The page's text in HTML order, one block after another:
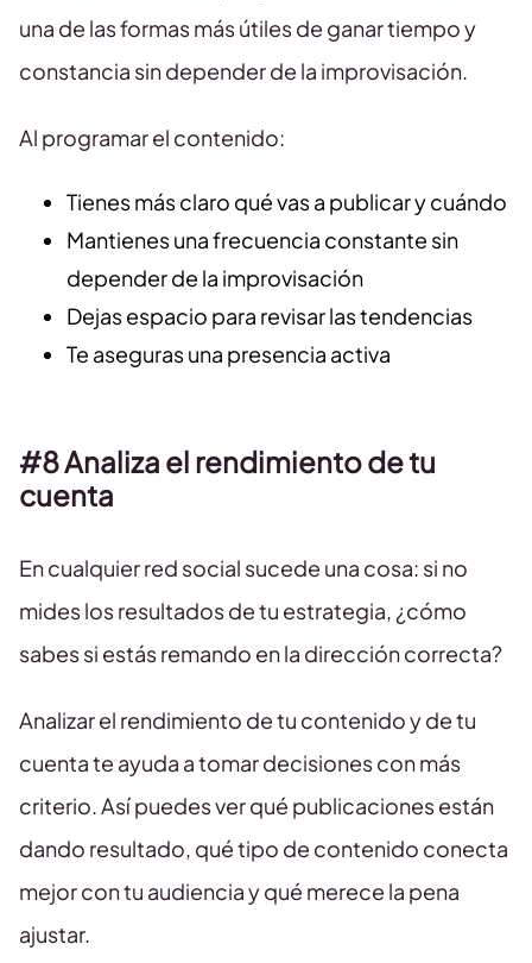
una de las formas más útiles de ganar tiempo y
constancia sin depender de la improvisación.
Al programar el contenido:
Tienes más claro qué vas a publicar y cuándo
Mantienes una frecuencia constante sin
depender de la improvisación
Dejas espacio para revisar las tendencias
Te aseguras una presencia activa
#8 Analiza el rendimiento de tu
cuenta
En cualquier red social sucede una cosa: si no
mides los resultados de tu estrategia, ¿cómo
sabes si estás remando en la dirección correcta?
Analizar el rendimiento de tu contenido y de tu
cuenta te ayuda a tomar decisiones con más
criterio. Así puedes ver qué publicaciones están
dando resultado, qué tipo de contenido conecta
mejor con tu audiencia y qué merece la pena
ajustar.